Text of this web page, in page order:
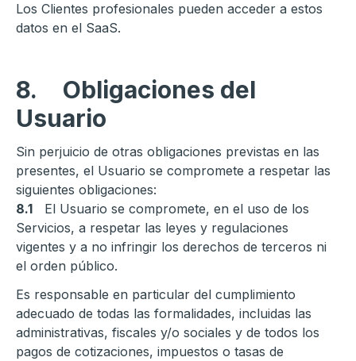
Los Clientes profesionales pueden acceder a estos
datos en el SaaS.
8.
Obligaciones del
Usuario
Sin perjuicio de otras obligaciones previstas en las
presentes, el Usuario se compromete a respetar las
siguientes obligaciones:
8.1 El Usuario se compromete, en el uso de los
Servicios, a respetar las leyes y regulaciones
vigentes y a no infringir los derechos de terceros ni
el orden público.
Es responsable en particular del cumplimiento
adecuado de todas las formalidades, incluidas las
administrativas, fiscales y/o sociales y de todos los
pagos de cotizaciones, impuestos o tasas de